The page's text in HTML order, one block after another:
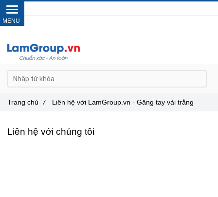
Liên hệ với chúng tôi
Trang chủ / Liên hệ với LamGroup.vn - Găng tay vải trắng